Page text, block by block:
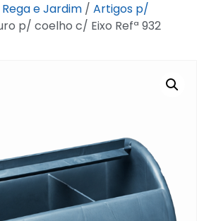
Nós
Entrar / Registar
e Jardim / Artigos p/
p/ coelho c/ Eixo Refª 932